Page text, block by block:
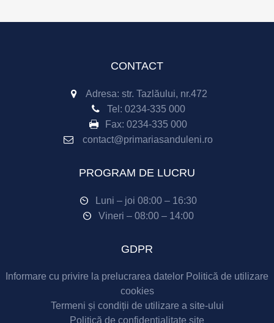
CONTACT
Adresa: str. Tazlăului, nr.472
Tel: 0234-335 000
Fax: 0234-335 000
contact@primariasanduleni.ro
PROGRAM DE LUCRU
Luni – joi 08:00 – 16:30
Vineri – 08:00 – 14:00
GDPR
Informare cu privire la prelucrarea datelor Politică de utilizare
cookies
Termeni și condiții de utilizare a site-ului
Politică de confidențialitate site